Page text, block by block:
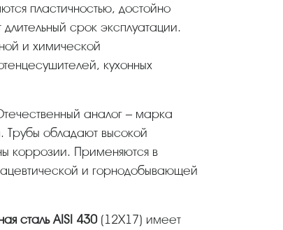
пластичностью, достойно
срок эксплуатации.
и химической
кухонных
аналог – марка
обладают высокой
коррозии. Применяются в
и горнодобывающей
сталь AISI 430(12Х17) имеет